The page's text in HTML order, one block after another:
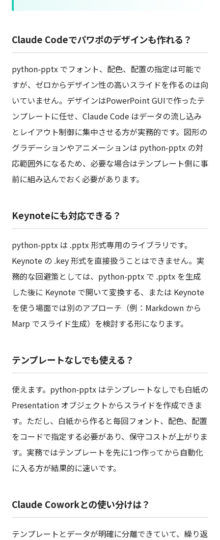
Claude Codeでパワポのデザインも作れる？
python-pptx でフォント、配色、配置の指定は可能で
すが、ゼロからデザイン性の高いスライドを作るのは向
いていません。デザインはPowerPoint GUIで作ったテ
ンプレートに任せ、Claude Code はデータの流し込み
とレイアウト制御に集中させる方が実務的です。図形の
グラデーションやアニメーションは python-pptx の対
応範囲外になるため、必要な場合はテンプレート側に事
前に組み込んでおく必要があります。
Keynoteにも対応できる？
python-pptx は .pptx 形式専用のライブラリです。
Keynote の .key 形式を直接扱うことはできません。実
務的な回避策としては、python-pptx で .pptx を生成
した後に Keynote で開いて変換する、または Keynote
を使う場面では別のアプローチ（例：Markdown から
Marp でスライド生成）を検討する形になります。
テンプレートなしでも使える？
使えます。python-pptx はテンプレートなしでも白紙の
Presentation オブジェクトからスライドを作成できま
す。ただし、白紙から作ると毎回フォント、配色、配置
をコードで指定する必要があり、保守コストが上がりま
す。実務ではテンプレートを先に1つ作ってから自動化
に入る方が結果的に速いです。
Claude Coworkとの使い分けは？
テンプレートとデータが明確に分離できていて、繰り返